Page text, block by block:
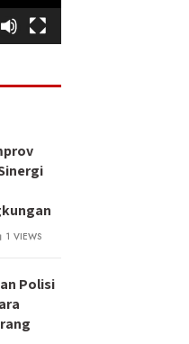
1 VIEWS
Polisi